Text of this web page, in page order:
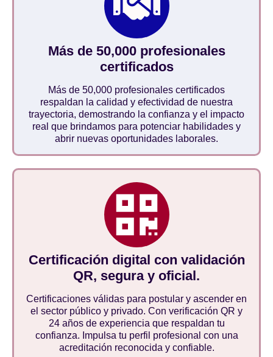
Más de 50,000 profesionales
certificados
Más de 50,000 profesionales certificados
respaldan la calidad y efectividad de nuestra
trayectoria, demostrando la confianza y el impacto
real que brindamos para potenciar habilidades y
abrir nuevas oportunidades laborales.
Certificación digital con validación
QR, segura y oficial.
Certificaciones válidas para postular y ascender en
el sector público y privado. Con verificación QR y
24 años de experiencia que respaldan tu
confianza. Impulsa tu perfil profesional con una
acreditación reconocida y confiable.